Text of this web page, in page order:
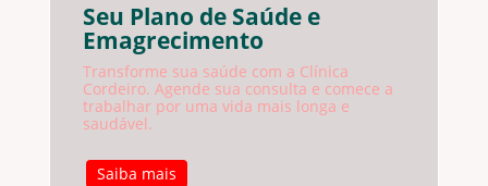
Seu Plano de Saúde e
Emagrecimento
Transforme sua saúde com a Clínica
Cordeiro. Agende sua consulta e comece a
trabalhar por uma vida mais longa e
saudável.
Saiba mais